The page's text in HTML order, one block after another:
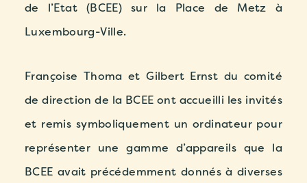
de l’Etat (BCEE) sur la Place de Metz à
Luxembourg-Ville.
Françoise Thoma et Gilbert Ernst du comité
de direction de la BCEE ont accueilli les invités
et remis symboliquement un ordinateur pour
représenter une gamme d’appareils que la
BCEE avait précédemment donnés à diverses